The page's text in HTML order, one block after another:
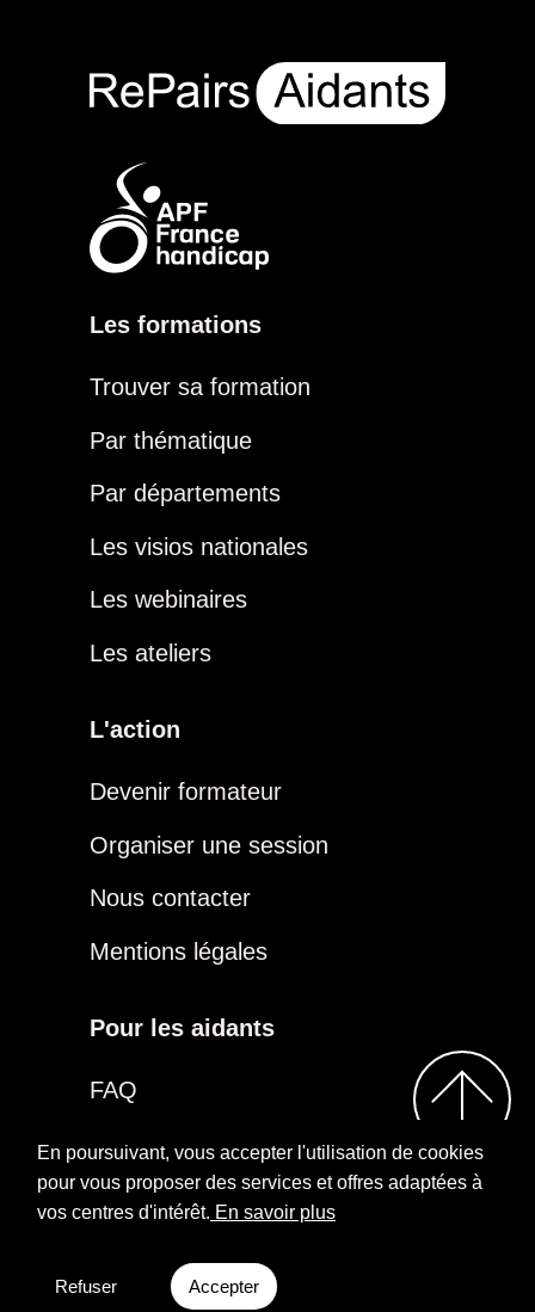
Les formations
Trouver sa formation
Par thématique
Par départements
Les visios nationales
Les webinaires
Les ateliers
L'action
Devenir formateur
Organiser une session
Nous contacter
Mentions légales
Pour les aidants
FAQ
Être aidant
Aidants
Facebook
En poursuivant, vous accepter l'utilisation de cookies
pour vous proposer des services et offres adaptées à
vos centres d'intérêt. En savoir plus
Refuser Accepter